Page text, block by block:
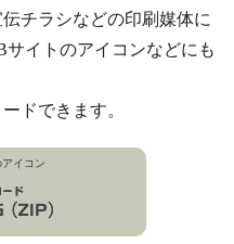
チラシなどの印刷媒体に
サイトのアイコンなどにも
ドできます。
イコン